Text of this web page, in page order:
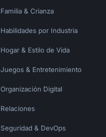
Familia & Crianza
Habilidades por Industria
Hogar & Estilo de Vida
Juegos & Entretenimiento
Organización Digital
Relaciones
Seguridad & DevOps